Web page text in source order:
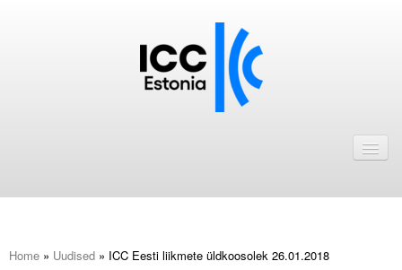
ICC Eesti liikmebaas
Home » Uudised » ICC Eesti liikmete üldkoosolek 26.01.2018